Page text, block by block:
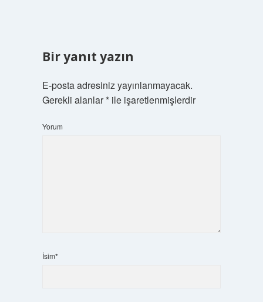
Bir yanıt yazın
E-posta adresiniz yayınlanmayacak.
Gerekli alanlar*ile işaretlenmişlerdir
Yorum
İsim*